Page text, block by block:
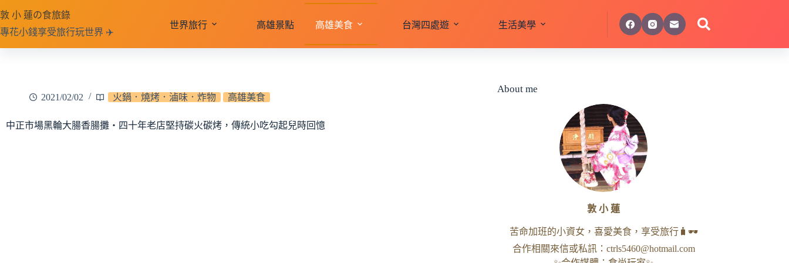
至
主
要
敦 小 蓮の食旅錄
專花小錢享受旅行玩世界 ✈️
世界旅行 高雄景點 高雄美食 台灣四處遊 生活美學
2021/02/02 火鍋．燒烤．滷味．炸物 高雄美食
中正市場黑輪大腸香腸攤‧四十年老店堅持碳火碳烤，傳統小吃勾起兒時回憶
About me
敦 小 蓮
苦命加班的小資女，喜愛美食，享受旅行🧳🕶
合作相關來信或私訊： ctrls5460@hotmail.com